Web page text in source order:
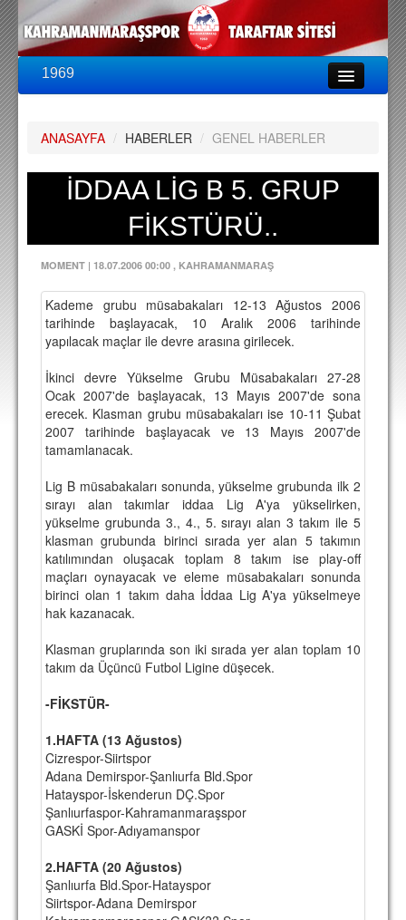
1969
PUAN DURUMU
FİKSTÜR
A TAKIM KADROSU
TEKNİK KADRO
TRANSFERLER
TARAFTAR
BİLETLER
DEPLASMAN
LİSANSLI ÜRÜNLER
MULTİMEDYA
FOTOĞRAF & VİDEOLAR
MARŞ & TEZAHÜRATLAR
KULÜP
AMBLEM
SPOR TESİSLERİ
SPONSORLAR
TARİHÇE
TARİHİ BAŞARILAR
BASINDAN
KUPA MAÇLARI
ANASAYFA / HABERLER / GENEL HABERLER
İDDAA LİG B 5. GRUP
FİKSTÜRÜ..
MOMENT | 18.07.2006 00:00 , KAHRAMANMARAŞ
Kademe grubu müsabakaları 12-13 Ağustos 2006
tarihinde başlayacak, 10 Aralık 2006 tarihinde
yapılacak maçlar ile devre arasına girilecek.
İkinci devre Yükselme Grubu Müsabakaları 27-28
Ocak 2007'de başlayacak, 13 Mayıs 2007'de sona
erecek. Klasman grubu müsabakaları ise 10-11 Şubat
2007 tarihinde başlayacak ve 13 Mayıs 2007'de
tamamlanacak.
Lig B müsabakaları sonunda, yükselme grubunda ilk 2
sırayı alan takımlar iddaa Lig A'ya yükselirken,
yükselme grubunda 3., 4., 5. sırayı alan 3 takım ile 5
klasman grubunda birinci sırada yer alan 5 takımın
katılımından oluşacak toplam 8 takım ise play-off
maçları oynayacak ve eleme müsabakaları sonunda
birinci olan 1 takım daha İddaa Lig A'ya yükselmeye
hak kazanacak.
Klasman gruplarında son iki sırada yer alan toplam 10
takım da Üçüncü Futbol Ligine düşecek.
-FİKSTÜR-
1.HAFTA (13 Ağustos)
Cizrespor-Siirtspor
Adana Demirspor-Şanlıurfa Bld.Spor
Hatayspor-İskenderun DÇ.Spor
Şanlıurfaspor-Kahramanmaraşspor
GASKİ Spor-Adıyamanspor
2.HAFTA (20 Ağustos)
Şanlıurfa Bld.Spor-Hatayspor
Siirtspor-Adana Demirspor